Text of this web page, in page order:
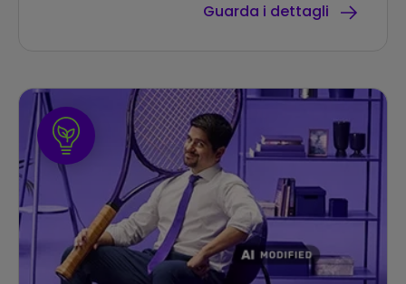
Guarda i dettagli